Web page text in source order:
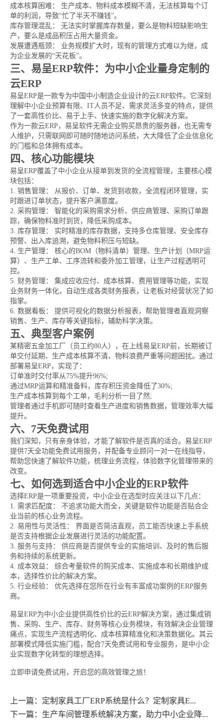
成本核算困难： 生产成本、物料成本模糊不清，无法核算每个订
单的利润，导致“忙了半天不赚钱”。
库存管理混乱： 无法实时掌握库存数量，要么是物料短缺影响生
产，要么是成品积压占用大量资金。
发展遭遇瓶颈： 业务规模扩大时，现有的管理方式难以为继，成
为企业发展的“天花板”。
三、易呈ERP软件：为中小企业量身定制的
云ERP
易呈ERP是一款专为中国中小制造企业设计的云ERP软件。它深刻
理解中小企业预算有限、IT人员不足、需求灵活多变的特点，提供
了一套高性价比、易于上手、快速实施的数字化解决方案。
作为一款云ERP，易呈软件无需企业购买昂贵的服务器，也无需专
人维护，只需联网即可随时随地访问系统，大大降低了企业信息化
的门槛和总体拥有成本。
四、核心功能模块
易呈ERP覆盖了中小企业从接单到发货的全流程管理，主要核心模
块包括：
1. 销售管理： 从报价、订单、发货到收款，全流程闭环管理，实
时跟进订单状态，提升客户满意度。
2. 采购管理： 智能化的采购需求分析、供应商管理、采购订单跟
踪，确保物料准时到货，降低采购成本。
3. 库存管理： 实时精准的库存数据，支持多仓库管理、安全库存
预警、出入库追溯，避免物料积压与短缺。
4. 生产管理： 核心的BOM（物料清单）管理、生产计划（MRP运
算）、生产工单、工序流转和委外加工管理，让生产过程透明可
控。
5. 财务管理： 集成应收应付、成本核算、费用管理等功能，实现
业务财务一体化，自动生成各类财务报表，让老板对经营状况了如
指掌。
6. 数据看板： 提供可视化的数据分析报表，帮助管理者直观洞察
销售、生产、库存等关键指标，辅助科学决策。
五、典型客户案例
某精密五金加工厂（员工约80人），在上线易呈ERP前，长期被订
单交付延期、生产成本核算不清、物料浪费严重等问题困扰。通过
部署易呈ERP，实现了：
订单准时交付率从75%提升96%;
通过MRP运算和精准备料，库存积压资金降低了30%;
生产成本核算到每个工单，毛利分析一目了然;
管理者通过手机即可随时查看生产进度和销售数据，管理效率大幅
提升。
六、7天免费试用
我们深知，只有亲身体验，才能了解软件是否真的适合。易呈ERP
提供7天全功能免费试用服务，并配备专业顾问一对一在线指导，
帮助您快速了解软件功能，梳理业务流程，体验数字化管理带来的
改变。
七、如何选到适合中小企业的ERP软件
选择ERP是一项重要投资，中小企业在选型时应关注以下几点：
1. 需求匹配度： 不追求功能大而全，关键是软件功能是否贴合企
业当前的核心业务流程。
2. 易用性与灵活性： 界面是否简洁直观，员工能否快速上手系统
是否支持根据企业发展进行灵活的功能配置。
3. 服务与支持： 供应商是否提供专业的实施培训、及时的售后服
务和持续的系统更新。
4. 成本效益： 综合考量软件的购买成本、实施成本和长期维护成
本，选择性价比的解决方案。
5. 行业经验： 优先选择在您所在行业有丰富成功案例的ERP服务
商。
易呈ERP为中小企业提供高性价比的云ERP解决方案，通过集成销
售、采购、生产、库存、财务等核心业务模块，有效解决企业管理
痛点，实现生产流程透明化、成本核算精准化和决策数据化。其云
部署模式降低实施门槛，配合7天免费试用和专业服务，是中小企
业实现数字化转型的理想选择。
立即申请免费试用，开启您的高效管理之旅！
上一篇：定制家具工厂ERP系统是什么？定制家具E...
下一篇：生产车间管理系统解决方案，助力中小企业降...